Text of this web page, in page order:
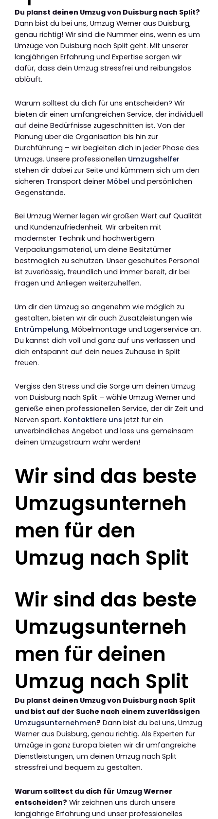
Du planst deinen Umzug von Duisburg nach Split?
Dann bist du bei uns, Umzug Werner aus Duisburg,
genau richtig! Wir sind die Nummer eins, wenn es um
Umzüge von Duisburg nach Split geht. Mit unserer
langjährigen Erfahrung und Expertise sorgen wir
dafür, dass dein Umzug stressfrei und reibungslos
abläuft.
Warum solltest du dich für uns entscheiden? Wir
bieten dir einen umfangreichen Service, der individuell
auf deine Bedürfnisse zugeschnitten ist. Von der
Planung über die Organisation bis hin zur
Durchführung – wir begleiten dich in jeder Phase des
Umzugs. Unsere professionellen Umzugshelfer
stehen dir dabei zur Seite und kümmern sich um den
sicheren Transport deiner Möbel und persönlichen
Gegenstände.
Bei Umzug Werner legen wir großen Wert auf Qualität
und Kundenzufriedenheit. Wir arbeiten mit
modernster Technik und hochwertigem
Verpackungsmaterial, um deine Besitztümer
bestmöglich zu schützen. Unser geschultes Personal
ist zuverlässig, freundlich und immer bereit, dir bei
Fragen und Anliegen weiterzuhelfen.
Um dir den Umzug so angenehm wie möglich zu
gestalten, bieten wir dir auch Zusatzleistungen wie
Entrümpelung, Möbelmontage und Lagerservice an.
Du kannst dich voll und ganz auf uns verlassen und
dich entspannt auf dein neues Zuhause in Split
freuen.
Vergiss den Stress und die Sorge um deinen Umzug
von Duisburg nach Split – wähle Umzug Werner und
genieße einen professionellen Service, der dir Zeit und
Nerven spart. Kontaktiere uns jetzt für ein
unverbindliches Angebot und lass uns gemeinsam
deinen Umzugstraum wahr werden!
Wir sind das beste
Umzugsunterneh
men für den
Umzug nach Split
Wir sind das beste
Umzugsunterneh
men für deinen
Umzug nach Split
Du planst deinen Umzug von Duisburg nach Split
und bist auf der Suche nach einem zuverlässigen
Umzugsunternehmen? Dann bist du bei uns, Umzug
Werner aus Duisburg, genau richtig. Als Experten für
Umzüge in ganz Europa bieten wir dir umfangreiche
Dienstleistungen, um deinen Umzug nach Split
stressfrei und bequem zu gestalten.
Warum solltest du dich für Umzug Werner
entscheiden? Wir zeichnen uns durch unsere
langjährige Erfahrung und unser professionelles